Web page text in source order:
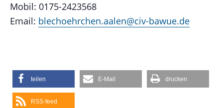
Mobil: 0175-2423568
Email: blechoehrchen.aalen@civ-bawue.de
teilen E-Mail drucken
RSS-feed